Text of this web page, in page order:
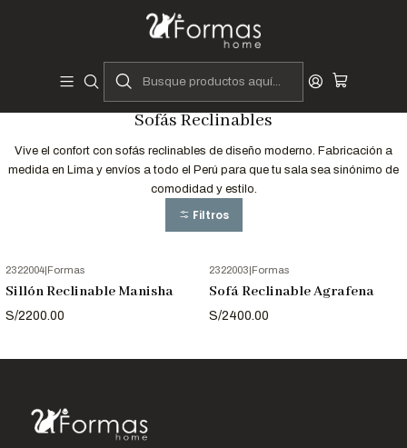
Diseñadores y Fabricantes Peruanos
Muebles de Sala
Sofás y Seccionales
Sofás Reclinables
Sofás Reclinables
Vive el confort con sofás reclinables de diseño moderno. Fabricación a
medida en Lima y envíos a todo el Perú para que tu sala sea sinónimo de
comodidad y estilo.
Filtros
2322004|Formas
Sillón Reclinable Manisha
S/2200.00
2322003|Formas
Sofá Reclinable Agrafena
S/2400.00